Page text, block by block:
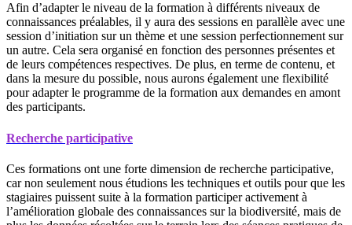
Afin d’adapter le niveau de la formation à différents niveaux de
connaissances préalables, il y aura des sessions en parallèle avec une
session d’initiation sur un thème et une session perfectionnement sur
un autre. Cela sera organisé en fonction des personnes présentes et
de leurs compétences respectives. De plus, en terme de contenu, et
dans la mesure du possible, nous aurons également une flexibilité
pour adapter le programme de la formation aux demandes en amont
des participants.
Recherche participative
Ces formations ont une forte dimension de recherche participative,
car non seulement nous étudions les techniques et outils pour que les
stagiaires puissent suite à la formation participer activement à
l’amélioration globale des connaissances sur la biodiversité, mais de